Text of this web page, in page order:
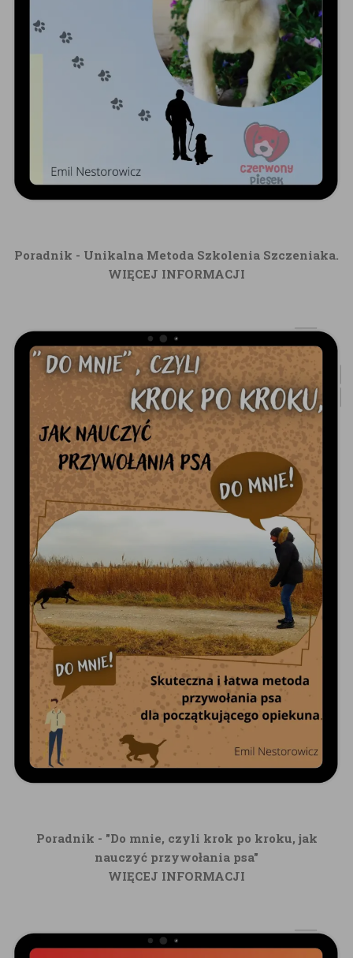
Poradnik - Unikalna Metoda Szkolenia Szczeniaka.
WIĘCEJ INFORMACJI
Poradnik - "Do mnie, czyli krok po kroku, jak
nauczyć przywołania psa"
WIĘCEJ INFORMACJI